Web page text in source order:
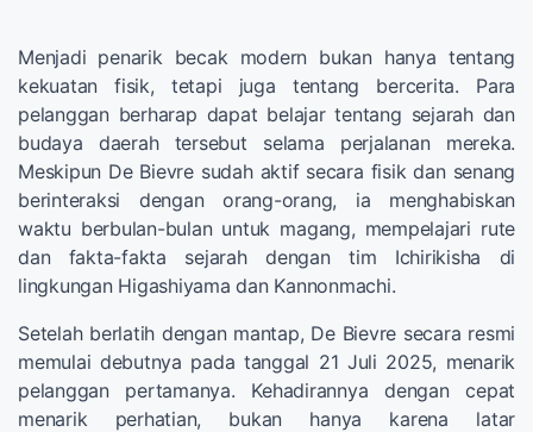
Menjadi penarik becak modern bukan hanya tentang
kekuatan fisik, tetapi juga tentang bercerita. Para
pelanggan berharap dapat belajar tentang sejarah dan
budaya daerah tersebut selama perjalanan mereka.
Meskipun De Bievre sudah aktif secara fisik dan senang
berinteraksi dengan orang-orang, ia menghabiskan
waktu berbulan-bulan untuk magang, mempelajari rute
dan fakta-fakta sejarah dengan tim Ichirikisha di
lingkungan Higashiyama dan Kannonmachi.
Setelah berlatih dengan mantap, De Bievre secara resmi
memulai debutnya pada tanggal 21 Juli 2025, menarik
pelanggan pertamanya. Kehadirannya dengan cepat
menarik perhatian, bukan hanya karena latar